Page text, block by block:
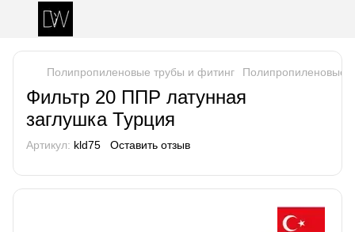
Полипропиленовые трубы и фитинг Полипропиленовые
Фильтр 20 ППР латунная
заглушка Турция
Артикул: kld75 Оставить отзыв